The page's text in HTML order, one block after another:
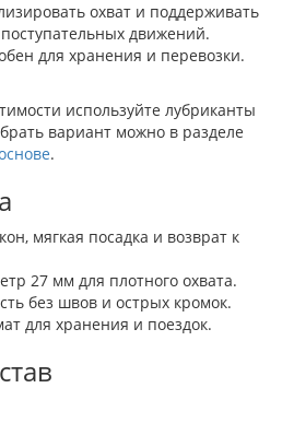
охват и поддерживать
движений.
для хранения и перевозки.
используйте лубриканты
вариант можно в разделе
.
мягкая посадка и возврат к
27 мм для плотного охвата.
без швов и острых кромок.
для хранения и поездок.